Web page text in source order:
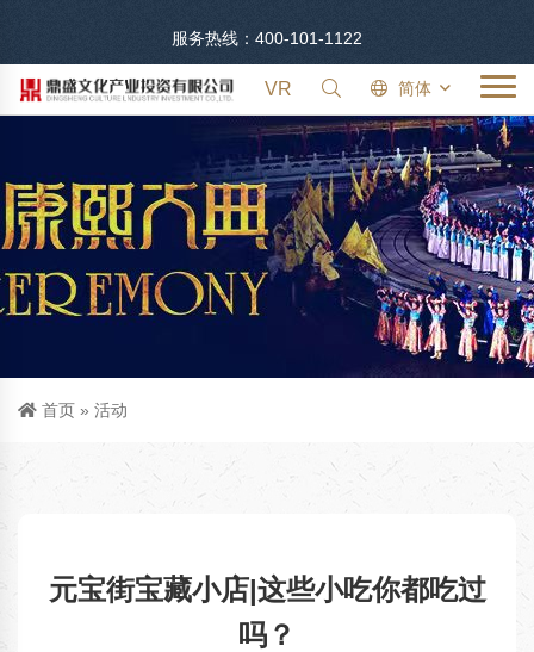
服务热线：400-101-1122
VR 简体
首页 » 活动
元宝街宝藏小店|这些小吃你都吃过
吗？